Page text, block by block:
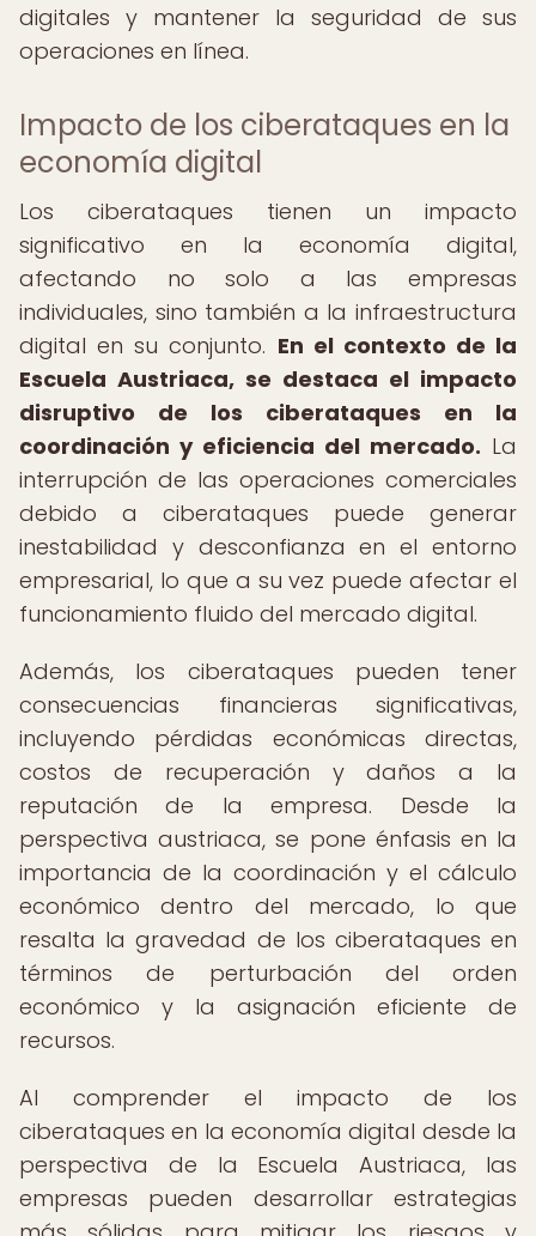
digitales y mantener la seguridad de sus
operaciones en línea.
Impacto de los ciberataques en la
economía digital
Los ciberataques tienen un impacto
significativo en la economía digital,
afectando no solo a las empresas
individuales, sino también a la infraestructura
digital en su conjunto. En el contexto de la
Escuela Austriaca, se destaca el impacto
disruptivo de los ciberataques en la
coordinación y eficiencia del mercado. La
interrupción de las operaciones comerciales
debido a ciberataques puede generar
inestabilidad y desconfianza en el entorno
empresarial, lo que a su vez puede afectar el
funcionamiento fluido del mercado digital.
Además, los ciberataques pueden tener
consecuencias financieras significativas,
incluyendo pérdidas económicas directas,
costos de recuperación y daños a la
reputación de la empresa. Desde la
perspectiva austriaca, se pone énfasis en la
importancia de la coordinación y el cálculo
económico dentro del mercado, lo que
resalta la gravedad de los ciberataques en
términos de perturbación del orden
económico y la asignación eficiente de
recursos.
Al comprender el impacto de los
ciberataques en la economía digital desde la
perspectiva de la Escuela Austriaca, las
empresas pueden desarrollar estrategias